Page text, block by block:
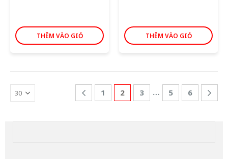
THÊM VÀO GIỎ THÊM VÀO GIỎ
1 2 3 … 5 6